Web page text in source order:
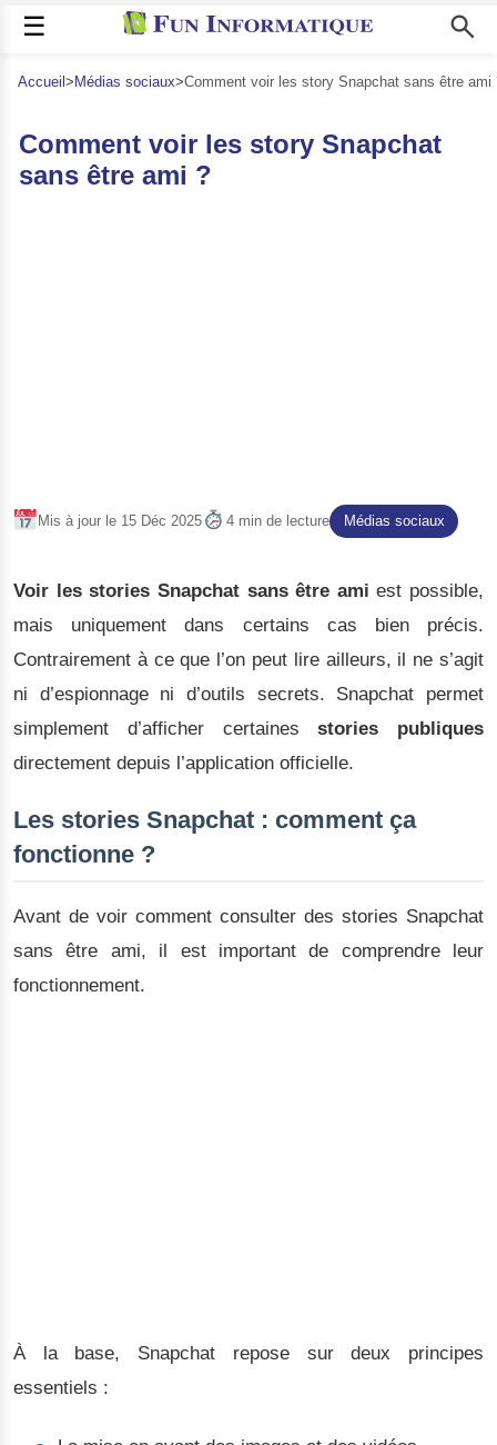
☰
Accueil > Médias sociaux>Comment voir les story Snapchat sans être ami
Comment voir les story Snapchat
sans être ami ?
Mis à jour le 15 Déc 2025 4 min de lecture Médias sociaux
Voir les stories Snapchat sans être ami est possible,
mais uniquement dans certains cas bien précis.
Contrairement à ce que l’on peut lire ailleurs, il ne s’agit
ni d’espionnage ni d’outils secrets. Snapchat permet
simplement d’afficher certainesstories publiques
directement depuis l’application officielle.
Les stories Snapchat : comment ça
fonctionne ?
Avant de voir comment consulter des stories Snapchat
sans être ami, il est important de comprendre leur
fonctionnement.
À la base, Snapchat repose sur deux principes
essentiels :